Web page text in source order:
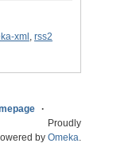
xml , rss2
Proudly
by Omeka.